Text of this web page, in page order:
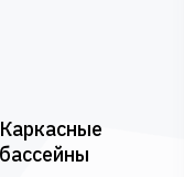
Каркасные
бассейны